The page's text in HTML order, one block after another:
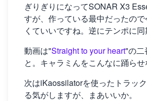
ぎりぎりになってSONAR X3
すが、作っている最中だったの
くていいですね。逆にテンポに
動画は"Straight to your heart"の二
と。キャラミんをこんなに踊ら
次はiKaossilatorを使ったトラッ
る気がしますが、まあいいか。